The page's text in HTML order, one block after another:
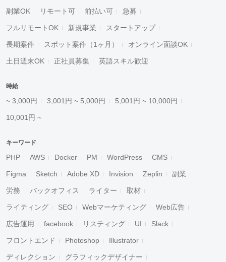
副業OK リモート可 前払い可 急募
フルリモートOK 新規事業 スタートアップ
長期案件 スポット案件（1ヶ月） オンライン面談OK
土日週末OK 正社員募集 英語スキル歓迎
時給
~ 3,000円 3,001円 ~ 5,000円 5,001円 ~ 10,000円
10,001円 ~
キーワード
PHP AWS Docker PM WordPress CMS
Figma Sketch Adobe XD Invision Zeplin 副業
労務 バックオフィス ライター 取材
ライティング SEO Webマーケティング Web広告
広告運用 facebook リスティング UI Slack
フロントエンド Photoshop Illustrator
ディレクション グラフィックデザイナー